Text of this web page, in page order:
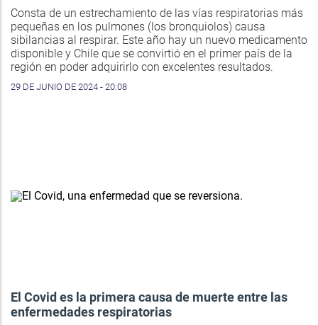
Consta de un estrechamiento de las vías respiratorias más
pequeñas en los pulmones (los bronquiolos) causa
sibilancias al respirar. Este año hay un nuevo medicamento
disponible y Chile que se convirtió en el primer país de la
región en poder adquirirlo con excelentes resultados.
29 DE JUNIO DE 2024 - 20:08
El Covid es la primera causa de muerte entre las
enfermedades respiratorias